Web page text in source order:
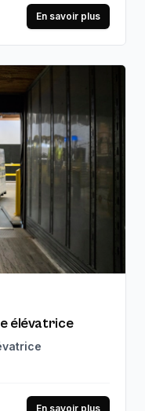
En savoir plus
élévatrice
En savoir plus